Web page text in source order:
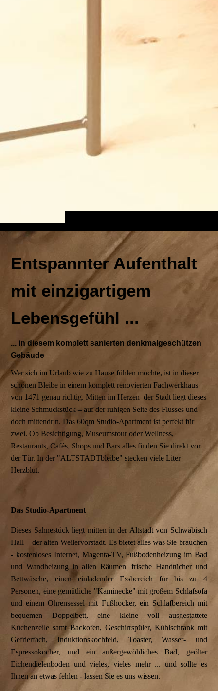
Entspannter Aufenthalt
mit einzigartigem
Lebensgefühl ...
... in diesem komplett sanierten denkmalgeschützen
Gebäude
Wer sich im Urlaub wie zu Hause fühlen möchte, ist in dieser
schönen Bleibe in einem komplett renovierten Fachwerkhaus
von 1471 genau richtig. Mitten im Herzen der Stadt liegt dieses
kleine Schmuckstück – auf der ruhigen Seite des Flusses und
doch mittendrin. Das 60qm Studio-Apartment ist perfekt für
zwei. Ob Besichtigung, Museumstour oder Wellness,
Restaurants, Cafés, Shops und Bars alles finden Sie direkt vor
der Tür. In der "ALTSTADTbleibe" stecken viele Liter
Herzblut.
Das Studio-Apartment
Dieses Sahnestück liegt mitten in der Altstadt von Schwäbisch
Hall – der alten Weilervorstadt. Es bietet alles was Sie brauchen
- kostenloses Internet, Magenta-TV, Fußbodenheizung im Bad
und Wandheizung in allen Räumen, frische Handtücher und
Bettwäsche, einen einladender Essbereich für bis zu 4
Personen, eine gemütliche "Kaminecke" mit großem Schlafsofa
und einem Ohrensessel mit Fußhocker, ein Schlafbereich mit
bequemen Doppelbett, eine kleine voll ausgestattete
Küchenzeile samt Backofen, Geschirrspüler, Kühlschrank mit
Gefrierfach, Induktionskochfeld, Toaster, Wasser- und
Espressokocher, und ein außergewöhliches Bad, geölter
Eichendielenboden und vieles, vieles mehr ... und sollte es
Ihnen an etwas fehlen - lassen Sie es uns wissen.